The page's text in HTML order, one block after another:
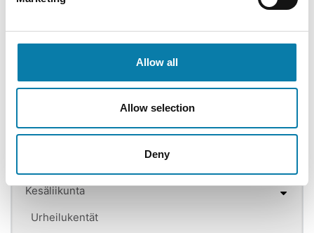
Allow all
Allow selection
Deny
Liikuntasalit
Iivarin liikuntatilat
Kuntosalin järjestyssäännöt Iivari
Liikunta- ja peilisali
Liikuntatilojen vuorojen jakoperusteet
Liikuntapaikkojen hoito kylillä -avustus
Kesäliikunta
Urheilukentät